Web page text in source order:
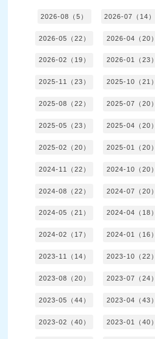
2026-08（5） 2026-07（14）
2026-05（22） 2026-04（20）
2026-02（19） 2026-01（23）
2025-11（23） 2025-10（21）
2025-08（22） 2025-07（20）
2025-05（23） 2025-04（20）
2025-02（20） 2025-01（20）
2024-11（22） 2024-10（20）
2024-08（22） 2024-07（20）
2024-05（21） 2024-04（18）
2024-02（17） 2024-01（16）
2023-11（14） 2023-10（22）
2023-08（20） 2023-07（24）
2023-05（44） 2023-04（43）
2023-02（40） 2023-01（40）